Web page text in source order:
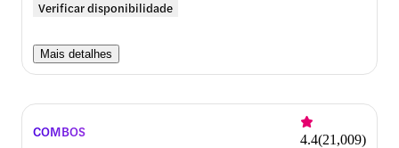
Verificar disponibilidade
Mais detalhes
COMBOS 4.4(21,009)